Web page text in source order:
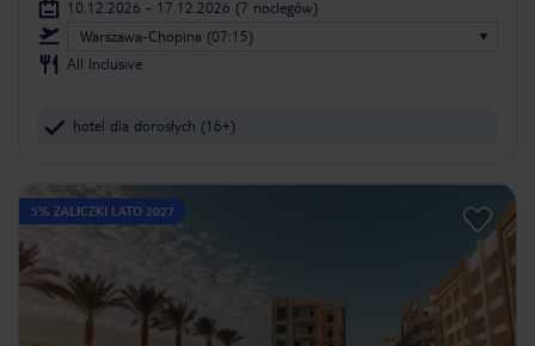
10.12.2026 - 17.12.2026 (7 noclegów)
Warszawa-Chopina (07:15)
All Inclusive
hotel dla dorosłych (16+)
5% ZALICZKI LATO 2027